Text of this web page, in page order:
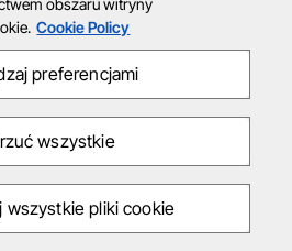
obszaru witryny
Cookie Policy
preferencjami
wszystkie
wszystkie pliki cookie